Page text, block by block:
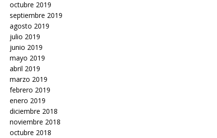
octubre 2019
septiembre 2019
agosto 2019
julio 2019
junio 2019
mayo 2019
abril 2019
marzo 2019
febrero 2019
enero 2019
diciembre 2018
noviembre 2018
octubre 2018